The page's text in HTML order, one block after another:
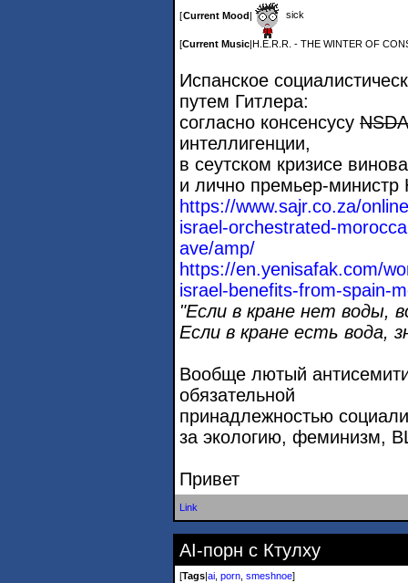
[Current Mood| sick
[Current Music|H.E.R.R. - THE WINTER OF
Испанское
путем Гитлера:
согласно консенсусу
интеллигенции,
в сеутском кризисе
и лично премьер-министр
https://www.sajr.co.za/
israel-orchestrated-
ave/amp/
https://en.yenisafak.com/
israel-benefits-from-spain-
"Если в кране нет воды,
Если в кране есть вода,
Вообще лютый
обязательной
принадлежностью
за экологию, феминизм,
Привет
Link
AI-порн с Ктулху
[Tags ai porn smeshnoe]